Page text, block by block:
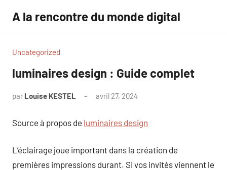
contenu
A la rencontre du monde digital
Uncategorized
luminaires design : Guide complet
par Louise KESTEL avril 27, 2024
Source à propos de luminaires design
L’éclairage joue important dans la création de
premières impressions durant. Si vos invités viennent le